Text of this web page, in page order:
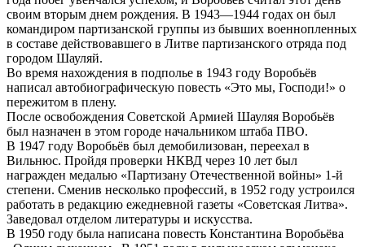
своим вторым днем рождения. В 1943—1944 годах он был
командиром партизанской группы из бывших военнопленных
в составе действовавшего в Литве партизанского отряда под
городом Шауляй.
Во время нахождения в подполье в 1943 году Воробьёв
написал автобиографическую повесть «Это мы, Господи!» о
пережитом в плену.
После освобождения Советской Армией Шауляя Воробьёв
был назначен в этом городе начальником штаба ПВО.
В 1947 году Воробьёв был демобилизован, переехал в
Вильнюс. Пройдя проверки НКВД через 10 лет был
награжден медалью «Партизану Отечественной войны» 1-й
степени. Сменив несколько профессий, в 1952 году устроился
работать в редакцию ежедневной газеты «Советская Литва».
Заведовал отделом литературы и искусства.
В 1950 году была написана повесть Константина Воробьёва